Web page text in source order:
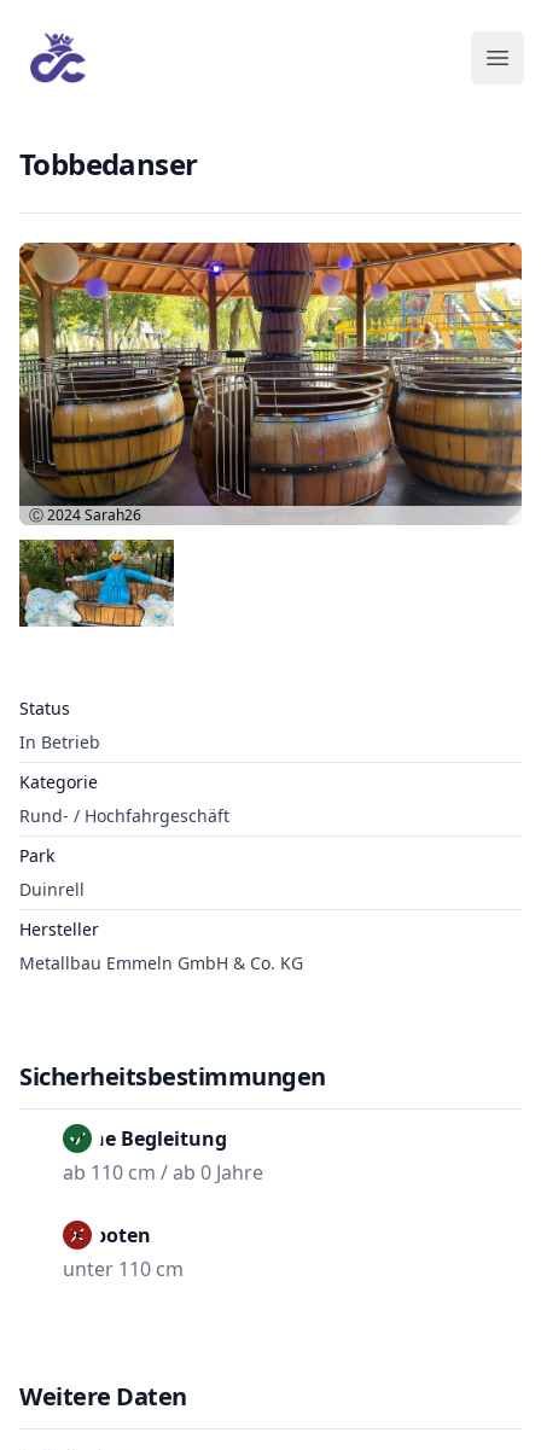
Tobbedanser
Status
In Betrieb
Kategorie
Rund- / Hochfahrgeschäft
Park
Duinrell
Hersteller
Metallbau Emmeln GmbH & Co. KG
Ⓒ 2024Sarah26
Sicherheitsbestimmungen
Ohne Begleitung
ab 110 cm / ab 0 Jahre
Verboten
unter 110 cm
Weitere Daten